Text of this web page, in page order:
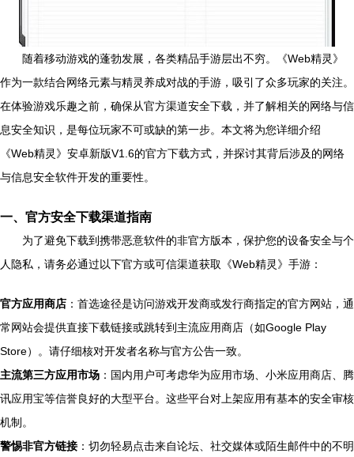
随着移动游戏的蓬勃发展，各类精品手游层出不穷。《Web精灵》
作为一款结合网络元素与精灵养成对战的手游，吸引了众多玩家的关注。
在体验游戏乐趣之前，确保从官方渠道安全下载，并了解相关的网络与信
息安全知识，是每位玩家不可或缺的第一步。本文将为您详细介绍
《Web精灵》安卓新版V1.6的官方下载方式，并探讨其背后涉及的网络
与信息安全软件开发的重要性。
一、官方安全下载渠道指南
为了避免下载到携带恶意软件的非官方版本，保护您的设备安全与个
人隐私，请务必通过以下官方或可信渠道获取《Web精灵》手游：
官方应用商店 ：首选途径是访问游戏开发商或发行商指定的官方网站，通
常网站会提供直接下载链接或跳转到主流应用商店（如Google Play
Store）。请仔细核对开发者名称与官方公告一致。
主流第三方应用市场 ：国内用户可考虑华为应用市场、小米应用商店、腾
讯应用宝等信誉良好的大型平台。这些平台对上架应用有基本的安全审核
机制。
警惕非官方链接 ：切勿轻易点击来自论坛、社交媒体或陌生邮件中的不明